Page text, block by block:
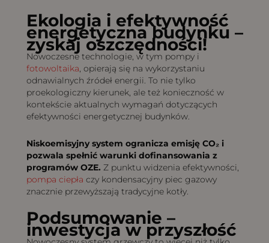
Ekologia i efektywność
energetyczna budynku –
zyskaj oszczędności!
Nowoczesne technologie, w tym pompy i
fotowoltaika, opierają się na wykorzystaniu
odnawialnych źródeł energii. To nie tylko
proekologiczny kierunek, ale też konieczność w
kontekście aktualnych wymagań dotyczących
efektywności energetycznej budynków.
Niskoemisyjny system ogranicza emisję CO₂ i
pozwala spełnić warunki dofinansowania z
programów OZE. Z punktu widzenia efektywności,
pompa ciepła czy kondensacyjny piec gazowy
znacznie przewyższają tradycyjne kotły.
Podsumowanie –
inwestycja w przyszłość